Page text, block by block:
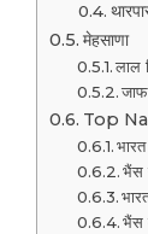
मेहसाणा
लाल
Top
भैंस
भैंस